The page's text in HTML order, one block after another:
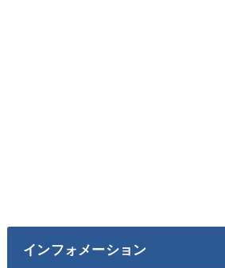
インフォメーション